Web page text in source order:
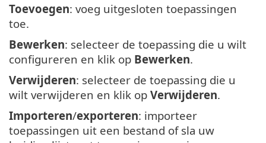
Toevoegen: voeg uitgesloten toepassingen
toe.
Bewerken: selecteer de toepassing die u wilt
configureren en klik op Bewerken.
Verwijderen: selecteer de toepassing die u
wilt verwijderen en klik op Verwijderen.
Importeren/exporteren: importeer
toepassingen uit een bestand of sla uw